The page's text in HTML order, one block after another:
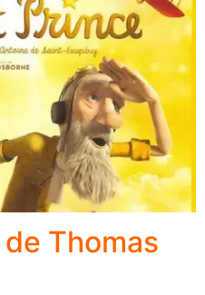
Thomas